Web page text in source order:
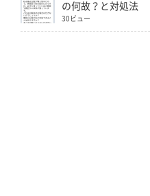
の何故？と対処法
30ビュー